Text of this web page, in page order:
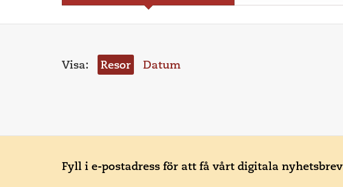
Visa: Resor Datum
Fyll i e-postadress för att få vårt digitala nyhetsbrev